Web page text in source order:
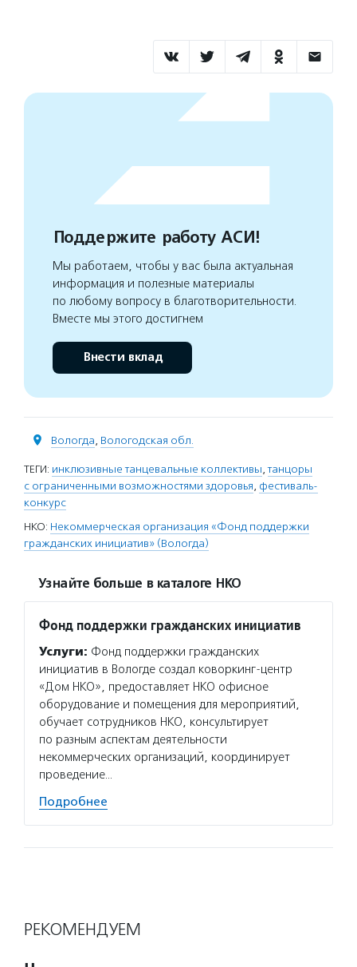
Поддержите работу АСИ!
Мы работаем, чтобы у вас была актуальная
информация и полезные материалы
по любому вопросу в благотворительности.
Вместе мы этого достигнем
Внести вклад
Вологда, Вологодская обл.
ТЕГИ: инклюзивные танцевальные коллективы,танцоры
с ограниченными возможностями здоровья, фестиваль-
конкурс
НКО: Некоммерческая организация «Фонд поддержки
гражданских инициатив» (Вологда)
Узнайте больше в каталоге НКО
Фонд поддержки гражданских инициатив
Услуги: Фонд поддержки гражданских
инициатив в Вологде создал коворкинг-центр
«Дом НКО», предоставляет НКО офисное
оборудование и помещения для мероприятий,
обучает сотрудников НКО, консультирует
по разным аспектам деятельности
некоммерческих организаций, координирует
проведение…
Подробнее
РЕКОМЕНДУЕМ